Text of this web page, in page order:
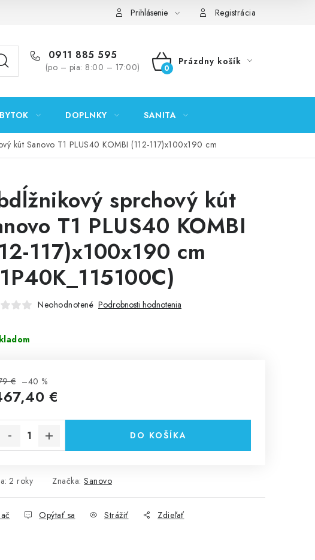
Predajňa Nitra Formulár na vrátenie tovaru
Prihlásenie Registrácia
0911 885 595
(po – pia: 8:00 – 17:00)
NÁKUPNÝ
Prázdny košík
DOPLNKY SANITA
kút Sanovo T1 PLUS40 KOMBI (112-117)x100x190 cm
sprchový kút
T1 PLUS40 KOMBI
117)x100x190 cm
Neohodnotené Podrobnosti hodnotenia
€ –40 %
€
DO KOŠÍKA
: 2 roky Značka: Sanovo
Opýtať sa Strážiť Zdieľať